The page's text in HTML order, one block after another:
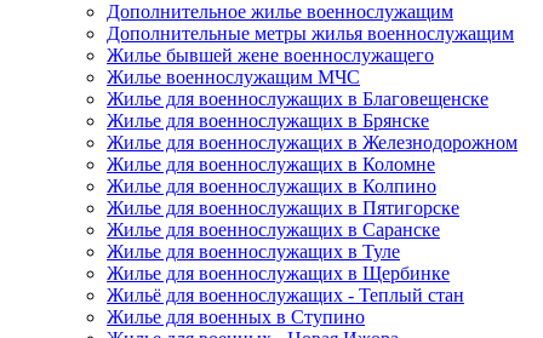
Дополнительное жилье военнослужащим
Дополнительные метры жилья военнослужащим
Жилье бывшей жене военнослужащего
Жилье военнослужащим МЧС
Жилье для военнослужащих в Благовещенске
Жилье для военнослужащих в Брянске
Жилье для военнослужащих в Железнодорожном
Жилье для военнослужащих в Коломне
Жилье для военнослужащих в Колпино
Жилье для военнослужащих в Пятигорске
Жилье для военнослужащих в Саранске
Жилье для военнослужащих в Туле
Жилье для военнослужащих в Щербинке
Жильё для военнослужащих - Теплый стан
Жилье для военных в Ступино